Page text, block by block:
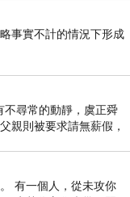
線+迪士尼單
事實不計的情況下形成
尋常的動靜，虞正舜
親則被要求請無薪假，
有一個人，從未攻你